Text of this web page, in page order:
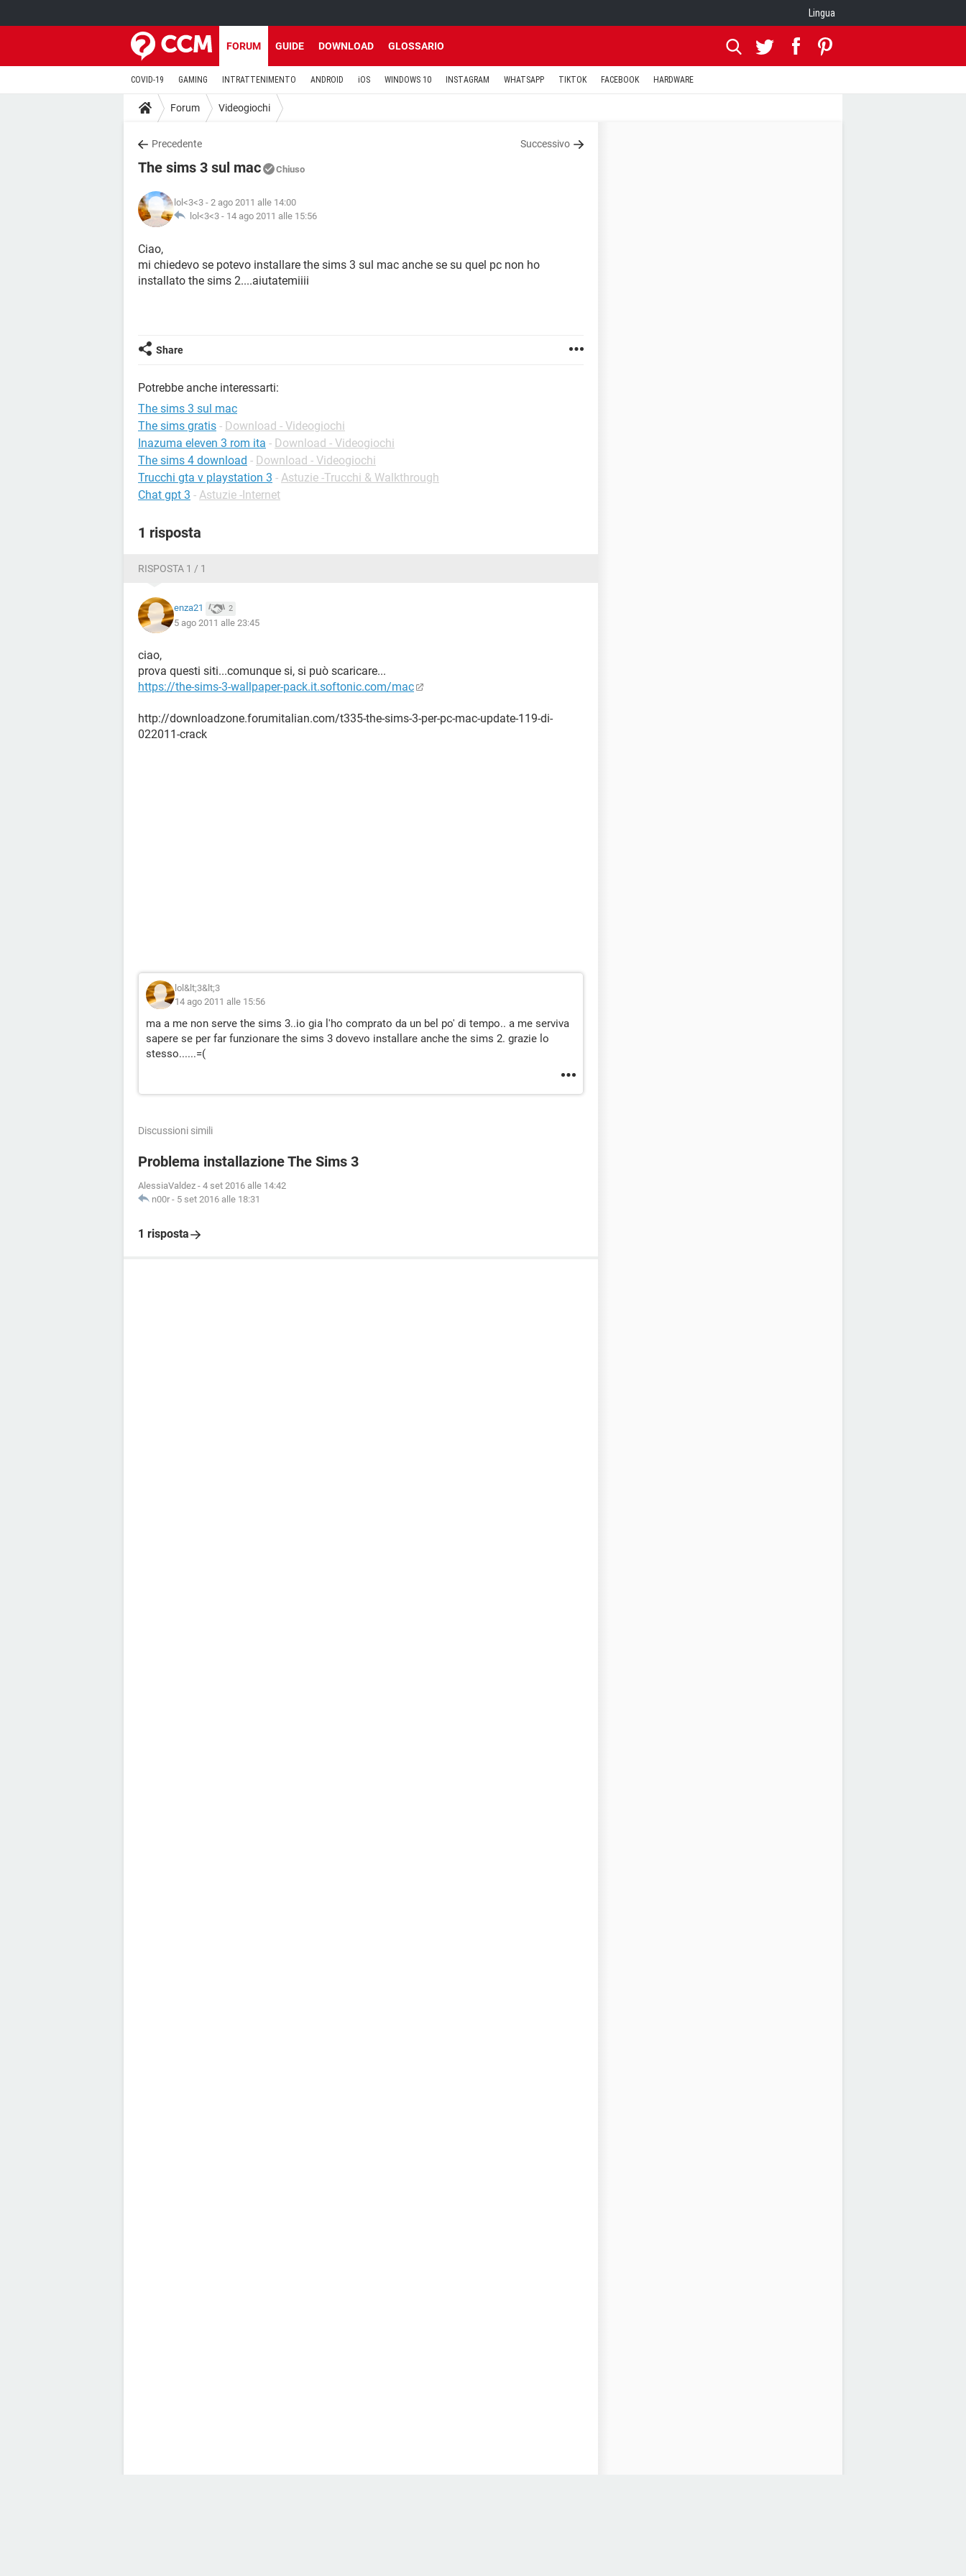
Lingua
FORUM GUIDE DOWNLOAD GLOSSARIO
COVID-19 GAMING INTRATTENIMENTO ANDROID iOS WINDOWS 10 INSTAGRAM WHATSAPP TIKTOK FACEBOOK HARDWARE
Forum Videogiochi
Precedente Successivo
The sims 3 sul mac Chiuso
lol<3<3 - 2 ago 2011 alle 14:00
lol<3<3 - 14 ago 2011 alle 15:56
Ciao,
mi chiedevo se potevo installare the sims 3 sul mac anche se su quel pc non ho
installato the sims 2....aiutatemiiii
Share
Potrebbe anche interessarti:
The sims 3 sul mac
The sims gratis - Download - Videogiochi
Inazuma eleven 3 rom ita - Download - Videogiochi
The sims 4 download - Download - Videogiochi
Trucchi gta v playstation 3 - Astuzie -Trucchi & Walkthrough
Chat gpt 3 - Astuzie -Internet
1 risposta
RISPOSTA 1 / 1
enza21 2
5 ago 2011 alle 23:45
ciao,
prova questi siti...comunque si, si può scaricare...
https://the-sims-3-wallpaper-pack.it.softonic.com/mac
http://downloadzone.forumitalian.com/t335-the-sims-3-per-pc-mac-update-119-di-
022011-crack
lol&lt;3&lt;3
14 ago 2011 alle 15:56
ma a me non serve the sims 3..io gia l'ho comprato da un bel po' di tempo.. a me serviva
sapere se per far funzionare the sims 3 dovevo installare anche the sims 2. grazie lo
stesso......=(
Discussioni simili
Problema installazione The Sims 3
AlessiaValdez - 4 set 2016 alle 14:42
n00r - 5 set 2016 alle 18:31
1 risposta